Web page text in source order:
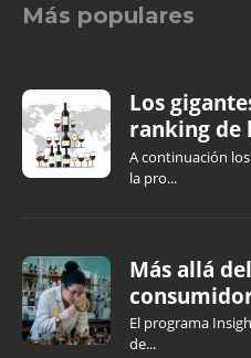
Más populares
Los
ranking de
A continuación
la pro...
Más allá
El programa
de...